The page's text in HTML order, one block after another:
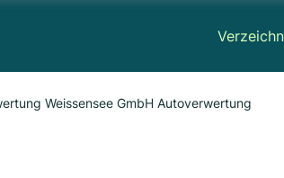
Weissensee GmbH Autoverwertung